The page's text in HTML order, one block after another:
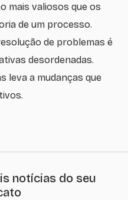
mais valiosos que os
de um processo.
de problemas é
desordenadas.
leva a mudanças que
notícias do seu